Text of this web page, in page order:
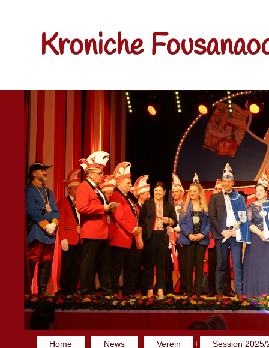
Kroniche
Home News Verein Session 2025/